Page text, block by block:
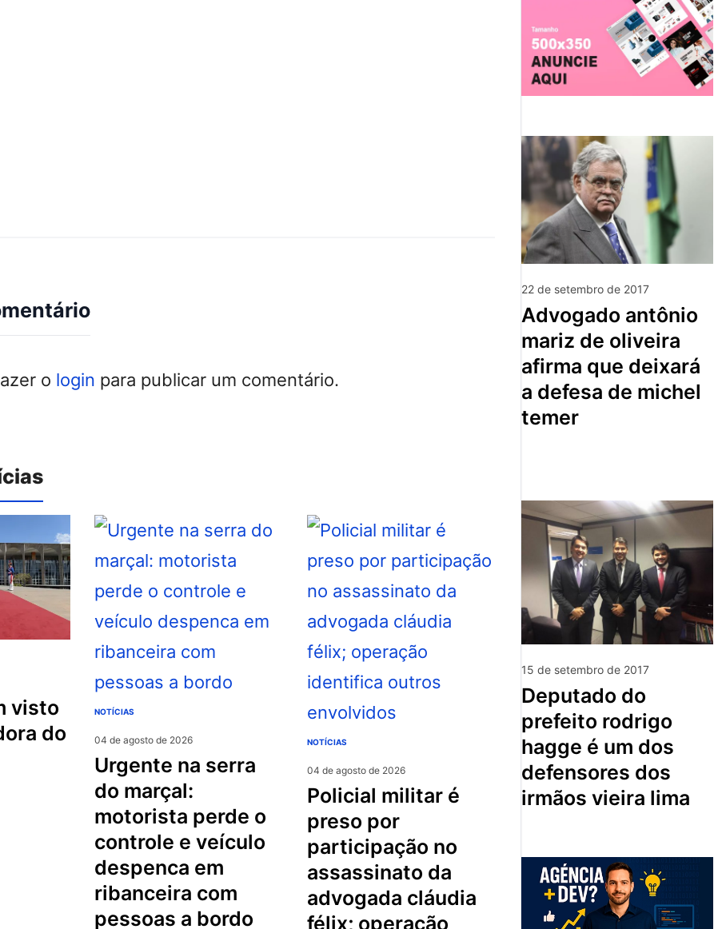
o login para publicar um comentário.
do
NOTÍCIAS
04 de agosto de 2026
urgente na serra
do marçal:
motorista perde o
controle e veículo
despenca em
ribanceira com
pessoas a bordo
NOTÍCIAS
04 de agosto de 2026
policial militar é
preso por
participação no
assassinato da
advogada cláudia
félix; operação
22 de setembro de 2017
advogado antônio
mariz de oliveira
afirma que deixará
a defesa de michel
temer
15 de setembro de 2017
deputado do
prefeito rodrigo
hagge é um dos
defensores dos
irmãos vieira lima